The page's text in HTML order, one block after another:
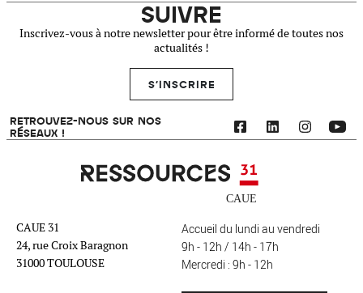
SUIVRE
Inscrivez-vous à notre newsletter pour être informé de toutes nos
actualités !
S'INSCRIRE
RETROUVEZ-NOUS SUR NOS
RÉSEAUX !
Ressources 31
CAUE 31
24, rue Croix Baragnon
31000 TOULOUSE
Accueil du lundi au vendredi
9h - 12h / 14h - 17h
Mercredi : 9h - 12h